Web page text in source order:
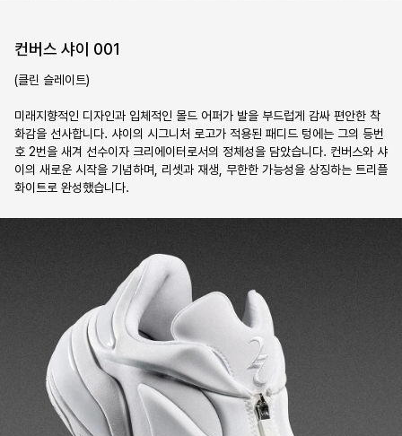
컨버스 샤이 001
(클린 슬레이트)
미래지향적인 디자인과 입체적인 몰드 어퍼가 발을 부드럽게 감싸 편안한 착
화감을 선사합니다. 샤이의 시그니처 로고가 적용된 패디드 텅에는 그의 등번
호 2번을 새겨 선수이자 크리에이터로서의 정체성을 담았습니다. 컨버스와 샤
이의 새로운 시작을 기념하며, 리셋과 재생, 무한한 가능성을 상징하는 트리플
화이트로 완성했습니다.